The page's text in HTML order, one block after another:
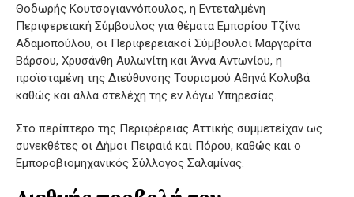
Θοδωρής Κουτσογιαννόπουλος, η Εντεταλμένη
Περιφερειακή Σύμβουλος για θέματα Εμπορίου Τζίνα
Αδαμοπούλου, οι Περιφερειακοί Σύμβουλοι Μαργαρίτα
Βάρσου, Χρυσάνθη Αυλωνίτη και Άννα Αντωνίου, η
προϊσταμένη της Διεύθυνσης Τουρισμού Αθηνά Κολυβά
καθώς και άλλα στελέχη της εν λόγω Υπηρεσίας.
Στο περίπτερο της Περιφέρειας Αττικής συμμετείχαν ως
συνεκθέτες οι Δήμοι Πειραιά και Πόρου, καθώς και ο
Εμποροβιομηχανικός Σύλλογος Σαλαμίνας.